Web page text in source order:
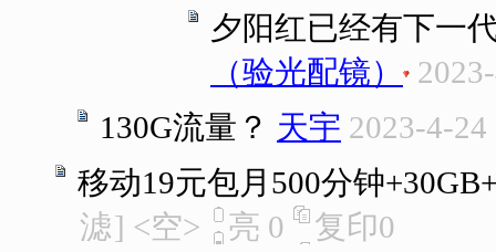
夕阳红已经有下一
（验光配镜）
130G流量？ 天宇 2023-4-24
移动19元包月500分钟
滤] <空> 亮 0 复印0